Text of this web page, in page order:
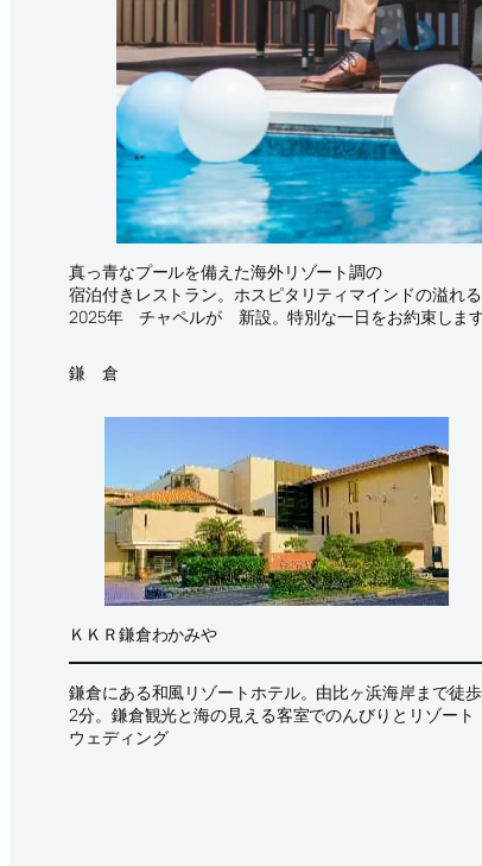
真っ青なプールを備えた海外リゾート調の
宿泊付きレストラン。ホスピタリティマインドの溢れ
2025年 チャペルが 新設。特別な一日をお約束します
鎌 倉
ＫＫＲ鎌倉わかみや
鎌倉にある和風リゾートホテル。由比ヶ浜海岸まで徒歩
2分。鎌倉観光と海の見える客室でのんびりとリゾート
ウェディング